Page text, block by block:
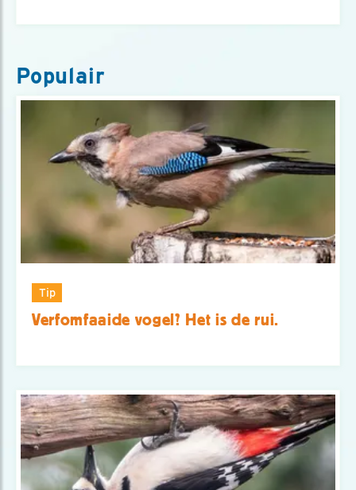
Populair
Tip
Verfomfaaide vogel? Het is de rui.